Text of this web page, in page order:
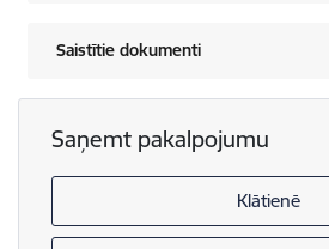
Saistītie dokumenti
Saņemt pakalpojumu
Klātienē